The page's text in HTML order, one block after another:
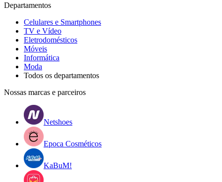
Departamentos
Celulares e Smartphones
TV e Vídeo
Eletrodomésticos
Móveis
Informática
Moda
Todos os departamentos
Nossas marcas e parceiros
Netshoes
Epoca Cosméticos
KaBuM!